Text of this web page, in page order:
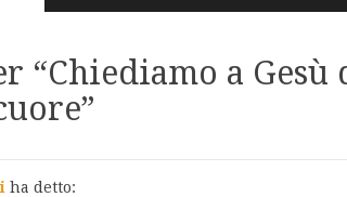
“Chiediamo a
”
ha detto: